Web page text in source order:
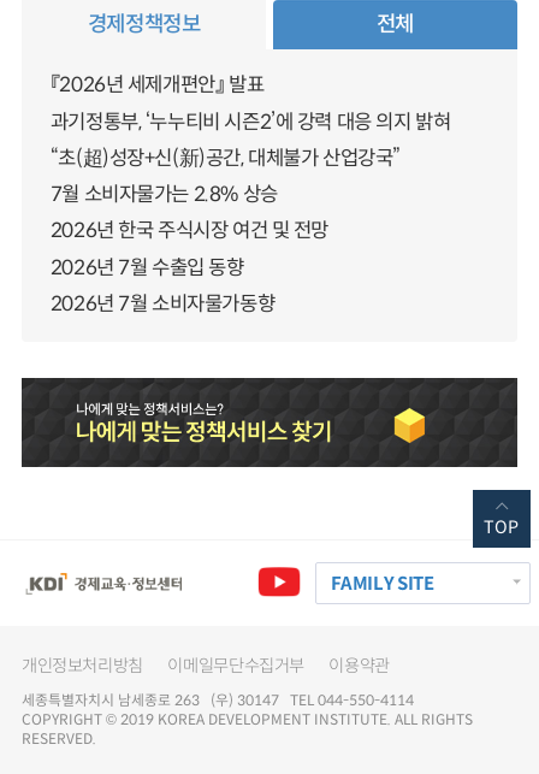
경제정책정보 전체
『2026년 세제개편안』 발표
과기정통부, ‘누누티비 시즌2’에 강력 대응 의지 밝혀
“초(超)성장+신(新)공간, 대체불가 산업강국”
7월 소비자물가는 2.8% 상승
2026년 한국 주식시장 여건 및 전망
2026년 7월 수출입 동향
2026년 7월 소비자물가동향
FAMILY SITE
개인정보처리방침 이메일무단수집거부 이용약관
세종특별자치시 남세종로 263 (우) 30147 TEL 044-550-4114
COPYRIGHT © 2019 KOREA DEVELOPMENT INSTITUTE. ALL RIGHTS
RESERVED.
TOP